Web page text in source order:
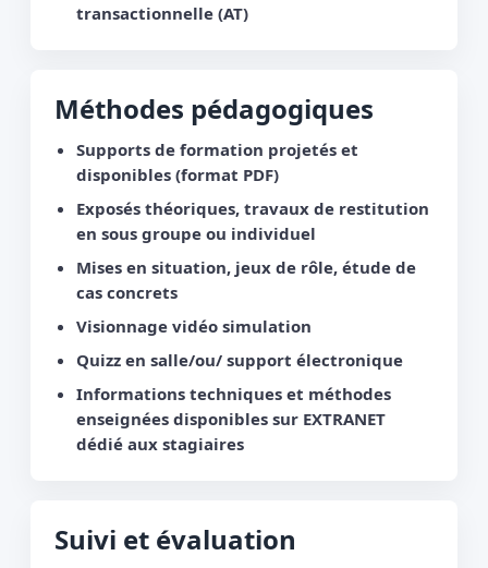
transactionnelle (AT)
Méthodes pédagogiques
Supports de formation projetés et
disponibles (format PDF)
Exposés théoriques, travaux de restitution
en sous groupe ou individuel
Mises en situation, jeux de rôle, étude de
cas concrets
Visionnage vidéo simulation
Quizz en salle/ou/ support électronique
Informations techniques et méthodes
enseignées disponibles sur EXTRANET
dédié aux stagiaires
Suivi et évaluation